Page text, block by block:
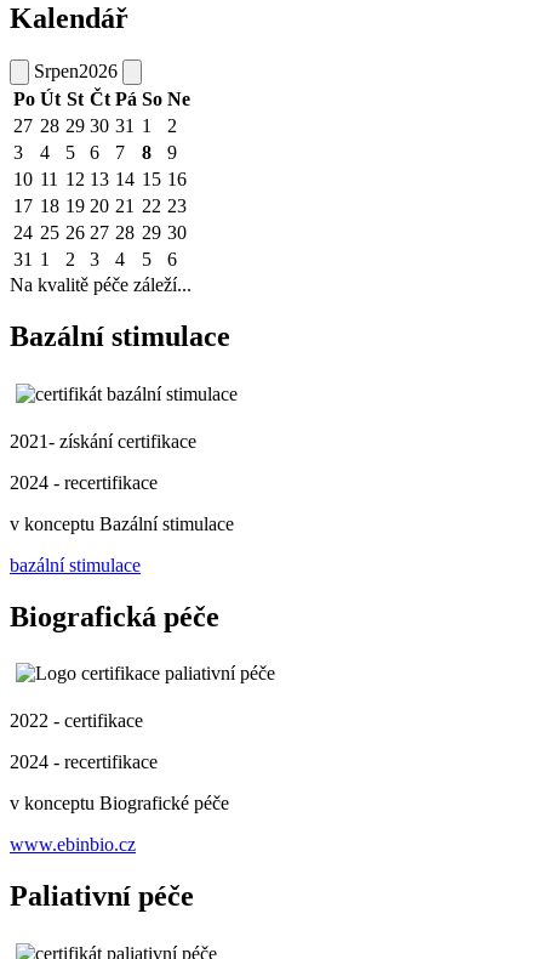
Kalendář
Srpen2026
Po Út St Čt Pá So Ne
27 28 29 30 31 1
2
3
4 5 6 7 8
9
10 11 12 13 14 15 16
17 18 19 20 21 22 23
24 25 26 27 28 29 30
31 1 2 3 4 5
6
Na kvalitě péče záleží...
Bazální stimulace
2021- získání certifikace
2024 - recertifikace
v konceptu Bazální stimulace
bazální stimulace
Biografická péče
2022 - certifikace
2024 - recertifikace
v konceptu Biografické péče
www.ebinbio.cz
Paliativní péče